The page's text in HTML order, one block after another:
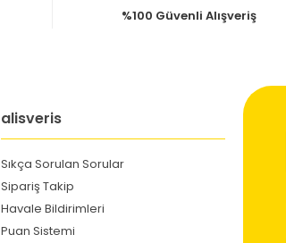
%100 Güvenli Alışveriş
alisveris
Sıkça Sorulan Sorular
Sipariş Takip
Havale Bildirimleri
Puan Sistemi